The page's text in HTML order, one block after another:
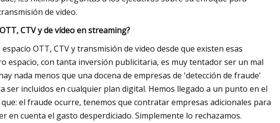
de video.
CTV y de vídeo en streaming?
OTT, CTV y transmisión de video desde que existen esas
espacio, con tanta inversión publicitaria, es muy tentador ser un mal
nada menos que una docena de empresas de 'detección de fraude'
ser incluidos en cualquier plan digital. Hemos llegado a un punto en el
el fraude ocurre, tenemos que contratar empresas adicionales para
cuenta el gasto desperdiciado. Simplemente lo rechazamos.